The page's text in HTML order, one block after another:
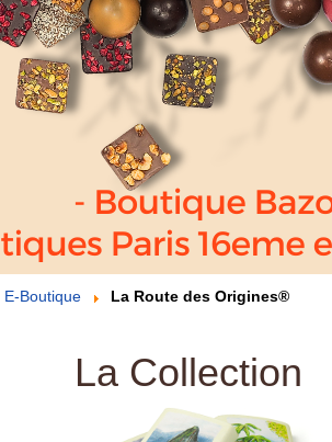
E-Boutique La Route des Origines®
La Collection